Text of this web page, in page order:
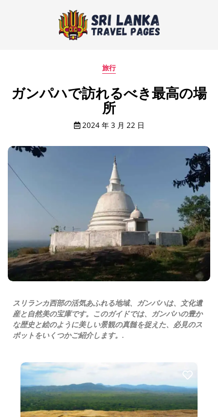
旅行
ガンパハで訪れるべき最高の場
所
2024 年 3 月 22 日
スリランカ西部の活気あふれる地域、ガンパハは、文化遺
産と自然美の宝庫です。このガイドでは、ガンパハの豊か
な歴史と絵のように美しい景観の真髄を捉えた、必見のス
ポットをいくつかご紹介します。.